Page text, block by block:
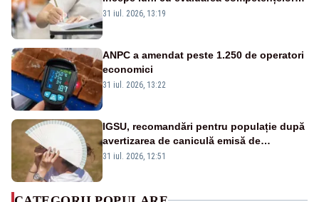
orale la Limba română
31 iul. 2026, 13:19
ANPC a amendat peste 1.250 de operatori
economici
31 iul. 2026, 13:22
IGSU, recomandări pentru populație după
avertizarea de caniculă emisă de
meteorologi
31 iul. 2026, 12:51